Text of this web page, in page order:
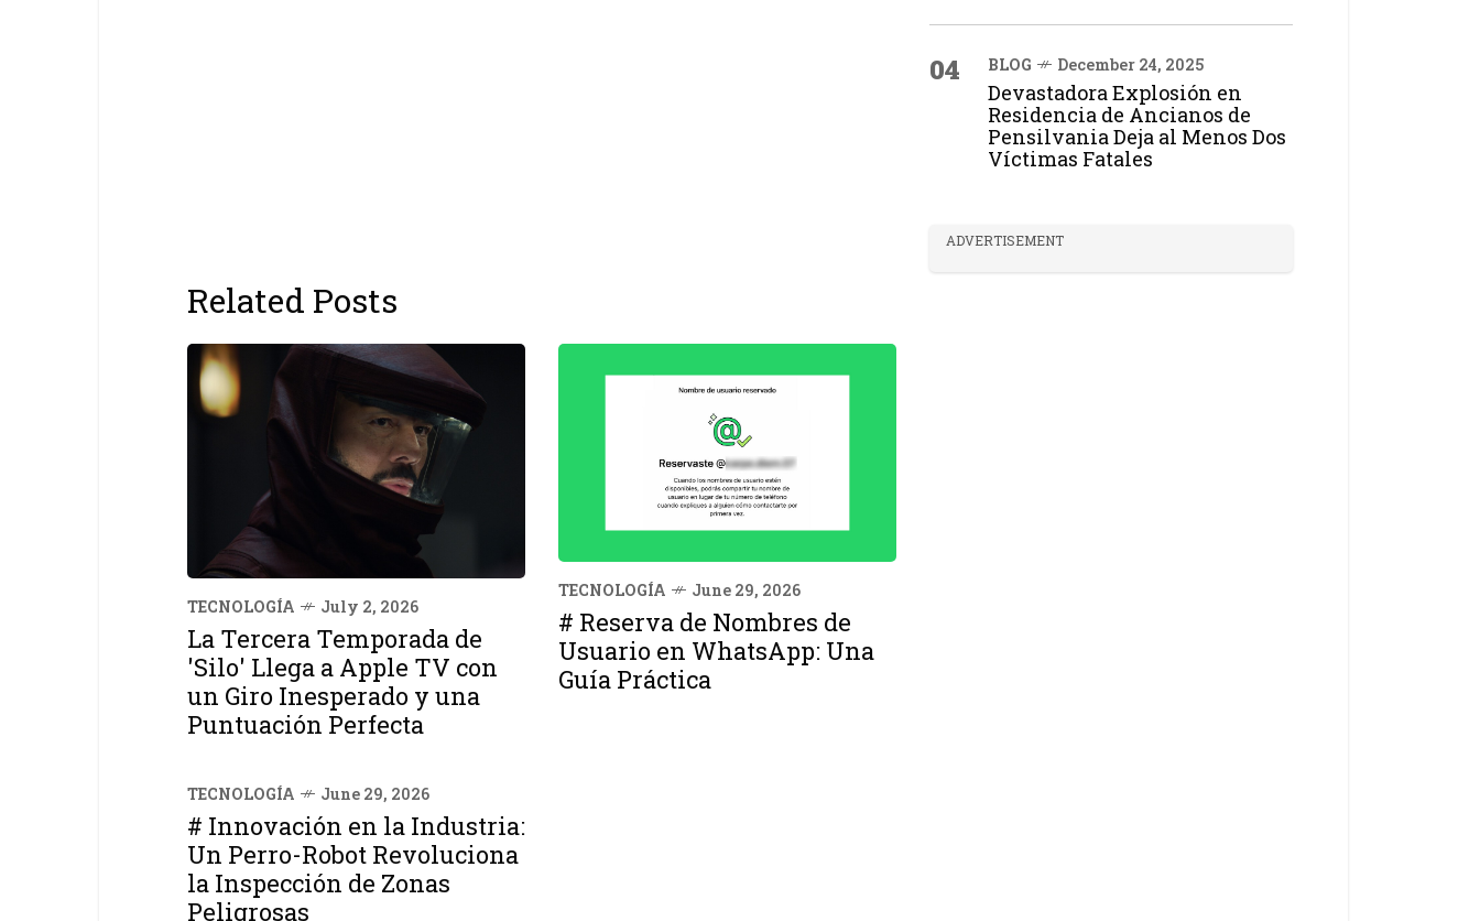
Related Posts
TECNOLOGÍA July 2, 2026
La Tercera Temporada de
'Silo' Llega a Apple TV con
un Giro Inesperado y una
Puntuación Perfecta
TECNOLOGÍA June 29, 2026
# Reserva de Nombres de
Usuario en WhatsApp: Una
Guía Práctica
TECNOLOGÍA June 29, 2026
# Innovación en la Industria:
Un Perro-Robot Revoluciona
la Inspección de Zonas
Peligrosas
04 BLOG December 24, 2025
Devastadora Explosión en
Residencia de Ancianos de
Pensilvania Deja al Menos Dos
Víctimas Fatales
ADVERTISEMENT